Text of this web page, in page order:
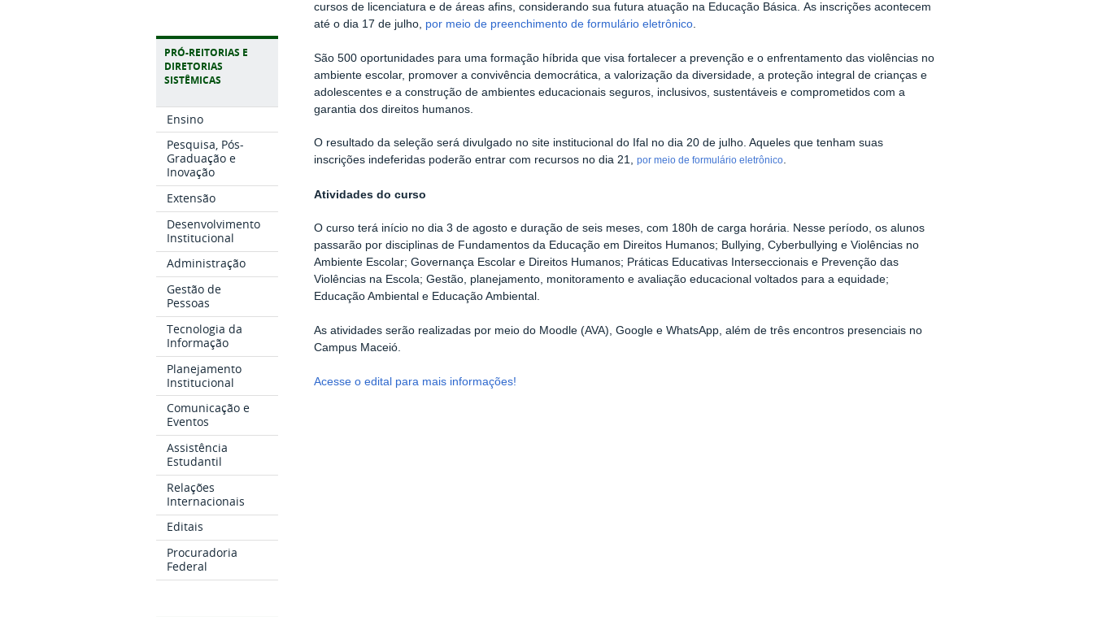
PRÓ-REITORIAS E
DIRETORIAS
SISTÊMICAS
Ensino
Pesquisa, Pós-
Graduação e
Inovação
Extensão
Desenvolvimento
Institucional
Administração
Gestão de
Pessoas
Tecnologia da
Informação
Planejamento
Institucional
Comunicação e
Eventos
Assistência
Estudantil
Relações
Internacionais
Editais
Procuradoria
Federal
cursos de licenciatura e de áreas afins, considerando sua futura atuação na Educação Básica. As inscrições acontecem
até o dia 17 de julho, por meio de preenchimento de formulário eletrônico.
São 500 oportunidades para uma formação híbrida que visa fortalecer a prevenção e o enfrentamento das violências no
ambiente escolar, promover a convivência democrática, a valorização da diversidade, a proteção integral de crianças e
adolescentes e a construção de ambientes educacionais seguros, inclusivos, sustentáveis e comprometidos com a
garantia dos direitos humanos.
O resultado da seleção será divulgado no site institucional do Ifal no dia 20 de julho. Aqueles que tenham suas
inscrições indeferidas poderão entrar com recursos no dia 21,por meio de formulário eletrônico.
Atividades do curso
O curso terá início no dia 3 de agosto e duração de seis meses, com 180h de carga horária. Nesse período, os alunos
passarão por disciplinas de Fundamentos da Educação em Direitos Humanos; Bullying, Cyberbullying e Violências no
Ambiente Escolar; Governança Escolar e Direitos Humanos; Práticas Educativas Interseccionais e Prevenção das
Violências na Escola; Gestão, planejamento, monitoramento e avaliação educacional voltados para a equidade;
Educação Ambiental e Educação Ambiental.
As atividades serão realizadas por meio do Moodle (AVA), Google e WhatsApp, além de três encontros presenciais no
Campus Maceió.
Acesse o edital para mais informações!